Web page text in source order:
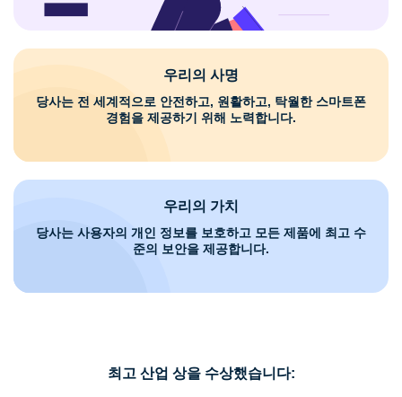
우리의 사명
당사는 전 세계적으로 안전하고, 원활하고, 탁월한 스마트폰
경험을 제공하기 위해 노력합니다.
우리의 가치
당사는 사용자의 개인 정보를 보호하고 모든 제품에 최고 수
준의 보안을 제공합니다.
최고 산업 상을 수상했습니다: